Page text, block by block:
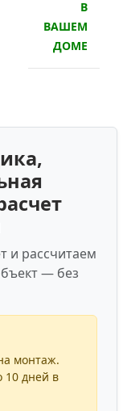
В
ВАШЕМ
ДОМЕ
и рассчитаем
— без
монтаж.
10 дней в